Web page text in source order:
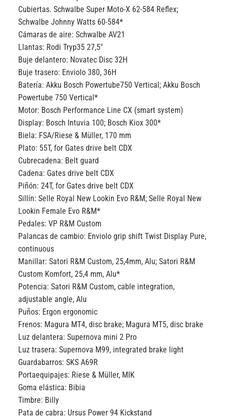
Cubiertas.Schwalbe Super Moto-X 62-584 Reflex;
Schwalbe Johnny Watts 60-584*
Cámaras de aire:Schwalbe AV21
Llantas: Rodi Tryp35 27,5″
Buje delantero: Novatec Disc 32H
Buje trasero: Enviolo 380, 36H
Batería:Akku Bosch Powertube750 Vertical; Akku Bosch
Powertube 750 Vertical*
Motor: Bosch Performance Line CX (smart system)
Display: Bosch Intuvia 100; Bosch Kiox 300*
Biela: FSA/Riese & Müller, 170 mm
Plato: 55T, for Gates drive belt CDX
Cubrecadena: Belt guard
Cadena: Gates drive belt CDX
Piñón:24T, for Gates drive belt CDX
Sillín:Selle Royal New Lookin Evo R&M; Selle Royal New
Lookin Female Evo R&M*
Pedales:VP R&M Custom
Palancas de cambio: Enviolo grip shift Twist Display Pure,
continuous
Manillar:Satori R&M Custom, 25,4mm, Alu; Satori R&M
Custom Komfort, 25,4 mm, Alu*
Potencia:Satori R&M Custom, cable integration,
adjustable angle, Alu
Puños: Ergon ergonomic
Frenos: Magura MT4, disc brake; Magura MT5, disc brake
Luz delantera:Supernova mini 2 Pro
Luz trasera:Supernova M99, integrated brake light
Guardabarros:SKS A69R
Portaequipajes: Riese & Müller, MIK
Goma elástica: Bibia
Timbre: Billy
Pata de cabra: Ursus Power 94 Kickstand